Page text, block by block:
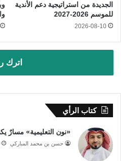
الجديدة من استراتيجية دعم الأندية
للموسم 2026-2027
2026-08-10
اترك
كتاب الرأي
«نون التعليمية» مسارٌ
حسن بن محمد المباركي